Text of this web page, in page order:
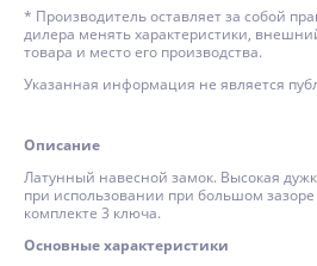
* Производитель оставляет за собой
дилера менять характеристики,
товара и место его производства.
Указанная информация не является
Описание
Латунный навесной замок. Высокая
при использовании при большом
комплекте 3 ключа.
Основные характеристики